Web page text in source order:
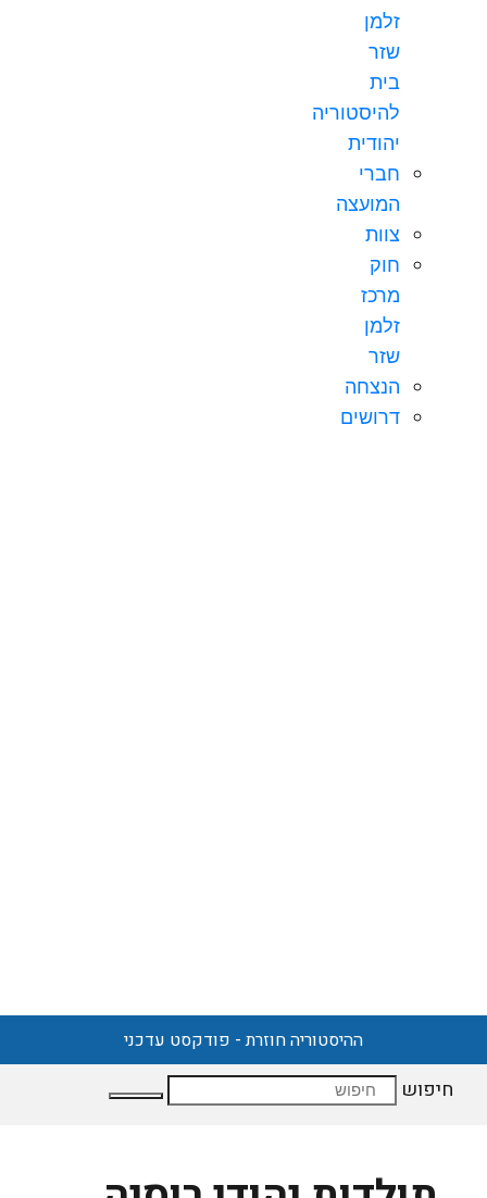
זלמן
שזר
בית
להיסטוריה
יהודית
חברי
המועצה
צוות
חוק
מרכז
זלמן
שזר
הנצחה
דרושים
ההיסטוריה חוזרת - פודקסט עדכני
חיפוש